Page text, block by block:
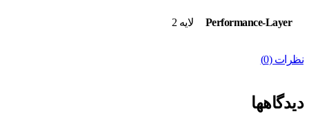
Performance-Layer لایه 2
نظرات (0)
دیدگاهها